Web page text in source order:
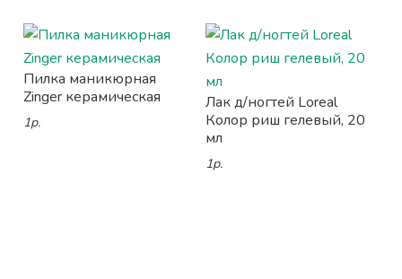
Пилка маникюрная
Zinger керамическая
1р.
Лак д/ногтей Loreal
Колор риш гелевый, 20
мл
1р.